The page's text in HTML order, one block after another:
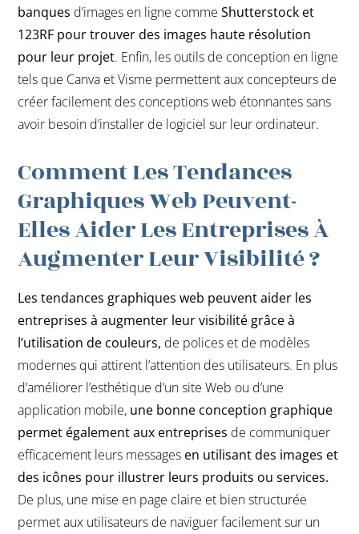
banques d’images en ligne commeShutterstock et
123RF pour trouver des images haute résolution
pour leur projet. Enfin, les outils de conception en ligne
tels que Canva et Visme permettent aux concepteurs de
créer facilement des conceptions web étonnantes sans
avoir besoin d’installer de logiciel sur leur ordinateur.
Comment Les Tendances
Graphiques Web Peuvent-
Elles Aider Les Entreprises À
Augmenter Leur Visibilité ?
Les tendances graphiques web peuvent aider les
entreprises à augmenter leur visibilité grâce à
l’utilisation de couleurs, de polices et de modèles
modernes qui attirent l’attention des utilisateurs. En plus
d’améliorer l’esthétique d’un site Web ou d’une
application mobile, une bonne conception graphique
permet également aux entreprises de communiquer
efficacement leurs messages en utilisant des images et
des icônes pour illustrer leurs produits ou services.
De plus, une mise en page claire et bien structurée
permet aux utilisateurs de naviguer facilement sur un